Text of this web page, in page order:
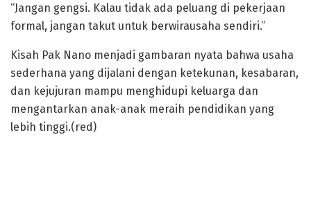
“Jangan gengsi. Kalau tidak ada peluang di pekerjaan
formal, jangan takut untuk berwirausaha sendiri.”
Kisah Pak Nano menjadi gambaran nyata bahwa usaha
sederhana yang dijalani dengan ketekunan, kesabaran,
dan kejujuran mampu menghidupi keluarga dan
mengantarkan anak-anak meraih pendidikan yang
lebih tinggi.(red)